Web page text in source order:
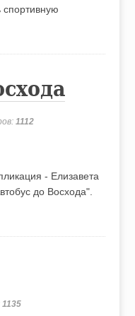
спортивную
1112
- Елизавета
до Восхода".
1135